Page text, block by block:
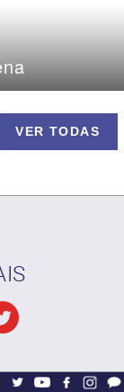
VER TODAS